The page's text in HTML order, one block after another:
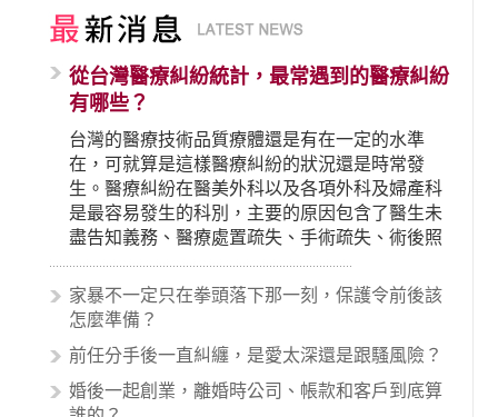
從台灣醫療糾紛統計，最常遇到的醫療糾紛
有哪些？
台灣的醫療技術品質療體還是有在一定的水準
在，可就算是這樣醫療糾紛的狀況還是時常發
生。醫療糾紛在醫美外科以及各項外科及婦產科
是最容易發生的科別，主要的原因包含了醫生未
盡告知義務、醫療處置疏失、手術疏失、術後照
顧失當、醫療費用的收取。雖然醫學進步，但醫
生與病患之間引起的糾紛還是經常發生。很多案
例中最後都走向訴訟流程，我們如果不幸遇到相
的內容其實非常多，有些案例…
家暴不一定只在拳頭落下那一刻，保護令前後該
怎麼準備？
前任分手後一直糾纏，是愛太深還是跟騷風險？
婚後一起創業，離婚時公司、帳款和客戶到底算